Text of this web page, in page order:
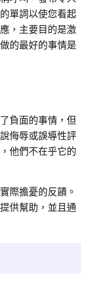
單詞以使您看起
，主要目的是激
的最好的事情是
負面的事情，但
侮辱或誤導性評
他們不在乎它的
際擔憂的反饋。
供幫助，並且通